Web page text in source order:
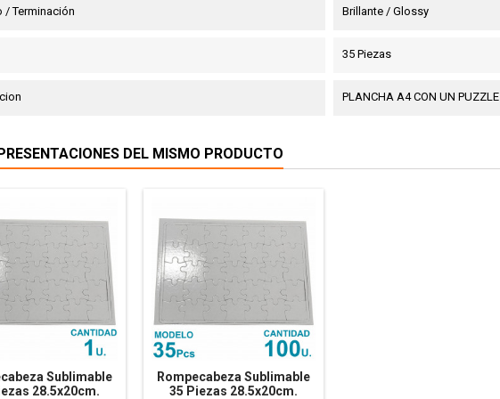
/ Terminación Brillante / Glossy
35 Piezas
PLANCHA A4 CON UN PUZZLE
DEL MISMO PRODUCTO
Sublimable
28.5x20cm.
Rompecabeza Sublimable
35 Piezas 28.5x20cm.